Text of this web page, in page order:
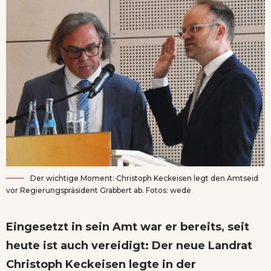
Der wichtige Moment: Christoph Keckeisen legt den Amtseid
vor Regierungspräsident Grabbert ab. Fotos: wede
Eingesetzt in sein Amt war er bereits, seit
heute ist auch vereidigt: Der neue Landrat
Christoph Keckeisen legte in der